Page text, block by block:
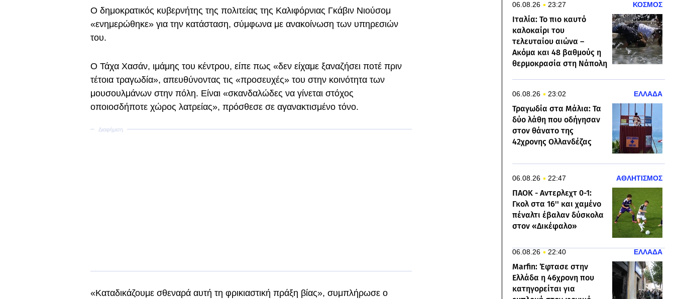
Ο δημοκρατικός κυβερνήτης της πολιτείας της Καλιφόρνιας Γκάβιν Νιούσομ
«ενημερώθηκε» για την κατάσταση, σύμφωνα με ανακοίνωση των υπηρεσιών
του.
Ο Τάχα Χασάν, ιμάμης του κέντρου, είπε πως «δεν είχαμε ξαναζήσει ποτέ πριν
τέτοια τραγωδία», απευθύνοντας τις «προσευχές» του στην κοινότητα των
μουσουλμάνων στην πόλη. Είναι «σκανδαλώδες να γίνεται στόχος
οποιοσδήποτε χώρος λατρείας», πρόσθεσε σε αγανακτισμένο τόνο.
«Καταδικάζουμε σθεναρά αυτή τη φρικιαστική πράξη βίας», συμπλήρωσε ο
06.08.26 23:27 ΚΟΣΜΟΣ
Ιταλία: Το πιο καυτό
καλοκαίρι του
τελευταίου αιώνα –
Ακόμα και 48 βαθμούς η
θερμοκρασία στη Νάπολη
06.08.26 23:02 ΕΛΛΑΔΑ
Τραγωδία στα Μάλια: Τα
δύο λάθη που οδήγησαν
στον θάνατο της
42χρονης Ολλανδέζας
06.08.26 22:47 ΑΘΛΗΤΙΣΜΟΣ
ΠΑΟΚ - Αντερλεχτ 0-1:
Γκολ στα 16'' και χαμένο
πέναλτι έβαλαν δύσκολα
στον «Δικέφαλο»
06.08.26 22:40 ΕΛΛΑΔΑ
Marfin: Έφτασε στην
Ελλάδα η 46χρονη που
κατηγορείται για